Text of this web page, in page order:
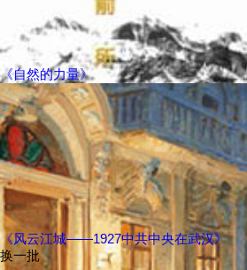
《自然的力量》
《风云江城——1927中共中央在武汉》
换一批